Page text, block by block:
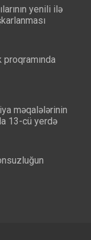
yenili ilə
proqramında
məqalələrinin
13-cü yerdə